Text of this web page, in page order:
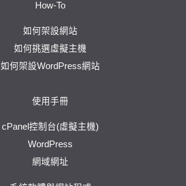
How-To
如何架設網站
如何挑選虛擬主機
如何架設WordPress網站
使用手冊
cPanel控制台(虛擬主機)
WordPress
網域網址